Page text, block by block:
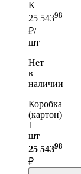
K
25 54398
₽/
шт
Нет
в
наличии
Коробка
(картон)
1
шт —
25 54398
₽